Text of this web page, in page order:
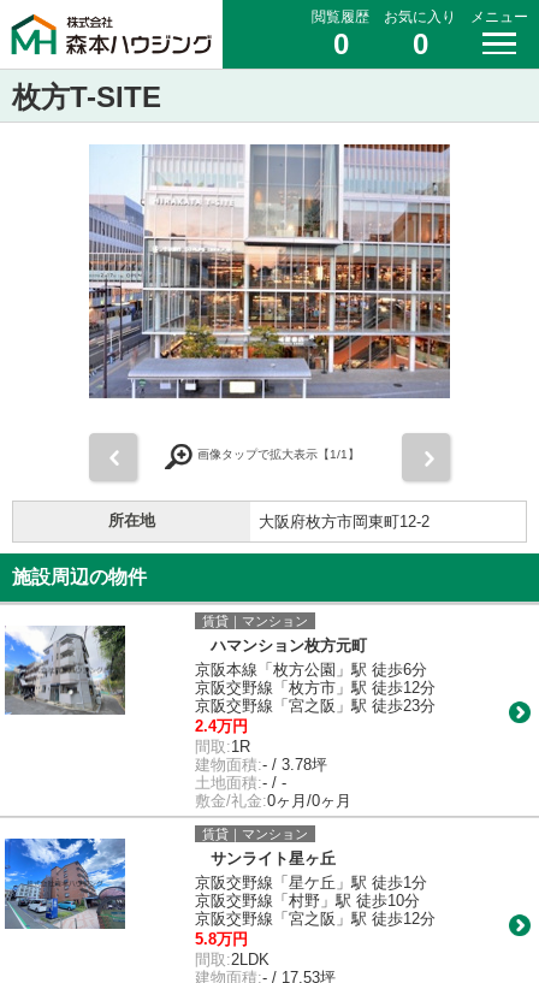
閲覧履歴
0
お気に入り
0
メニュー
枚方T-SITE
画像タップで拡大表示【1/1】
所在地 大阪府枚方市岡東町12-2
施設周辺の物件
賃貸｜マンション
ハマンション枚方元町
京阪本線「枚方公園」駅 徒歩6分
京阪交野線「枚方市」駅 徒歩12分
京阪交野線「宮之阪」駅 徒歩23分
2.4万円
間取:1R
建物面積:- / 3.78坪
土地面積:- / -
敷金/礼金:0ヶ月/0ヶ月
賃貸｜マンション
サンライト星ヶ丘
京阪交野線「星ケ丘」駅 徒歩1分
京阪交野線「村野」駅 徒歩10分
京阪交野線「宮之阪」駅 徒歩12分
5.8万円
間取:2LDK
建物面積:- / 17.53坪